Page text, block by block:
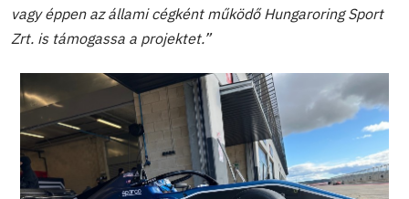
vagy éppen az állami cégként működő Hungaroring Sport
Zrt. is támogassa a projektet.”